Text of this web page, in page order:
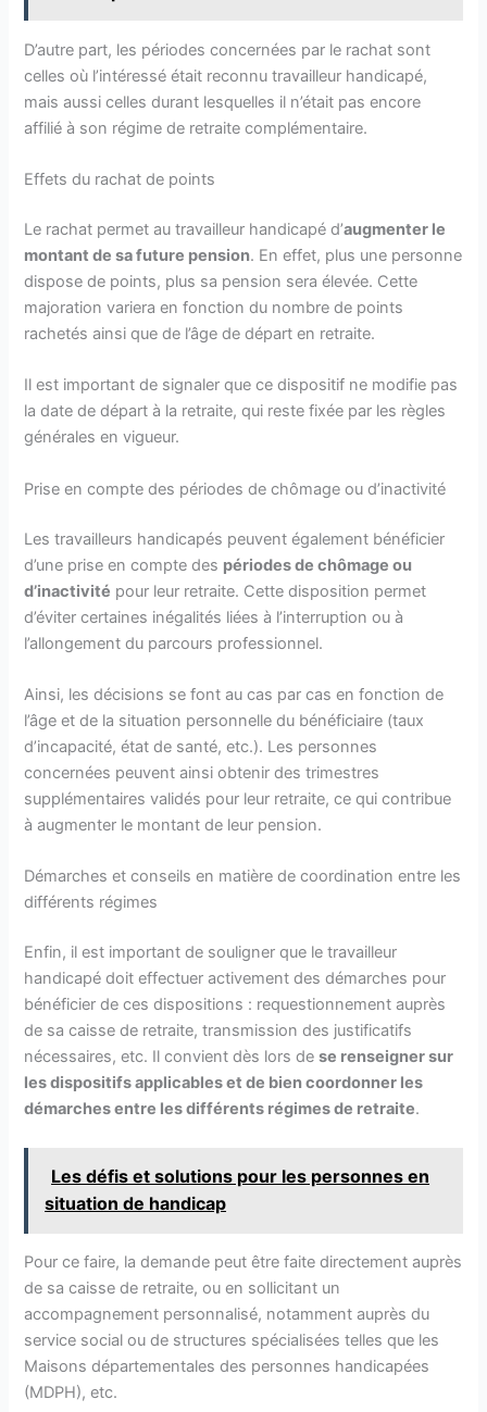
D’autre part, les périodes concernées par le rachat sont
celles où l’intéressé était reconnu travailleur handicapé,
mais aussi celles durant lesquelles il n’était pas encore
affilié à son régime de retraite complémentaire.
Effets du rachat de points
Le rachat permet au travailleur handicapé d’augmenter le
montant de sa future pension. En effet, plus une personne
dispose de points, plus sa pension sera élevée. Cette
majoration variera en fonction du nombre de points
rachetés ainsi que de l’âge de départ en retraite.
Il est important de signaler que ce dispositif ne modifie pas
la date de départ à la retraite, qui reste fixée par les règles
générales en vigueur.
Prise en compte des périodes de chômage ou d’inactivité
Les travailleurs handicapés peuvent également bénéficier
d’une prise en compte des périodes de chômage ou
d’inactivité pour leur retraite. Cette disposition permet
d’éviter certaines inégalités liées à l’interruption ou à
l’allongement du parcours professionnel.
Ainsi, les décisions se font au cas par cas en fonction de
l’âge et de la situation personnelle du bénéficiaire (taux
d’incapacité, état de santé, etc.). Les personnes
concernées peuvent ainsi obtenir des trimestres
supplémentaires validés pour leur retraite, ce qui contribue
à augmenter le montant de leur pension.
Démarches et conseils en matière de coordination entre les
différents régimes
Enfin, il est important de souligner que le travailleur
handicapé doit effectuer activement des démarches pour
bénéficier de ces dispositions : requestionnement auprès
de sa caisse de retraite, transmission des justificatifs
nécessaires, etc. Il convient dès lors dese renseigner sur
les dispositifs applicables et de bien coordonner les
démarches entre les différents régimes de retraite.
Les défis et solutions pour les personnes en
situation de handicap
Pour ce faire, la demande peut être faite directement auprès
de sa caisse de retraite, ou en sollicitant un
accompagnement personnalisé, notamment auprès du
service social ou de structures spécialisées telles que les
Maisons départementales des personnes handicapées
(MDPH), etc.